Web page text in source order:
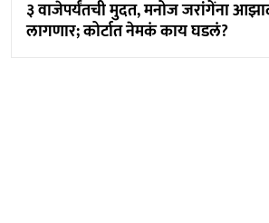
३ वाजेपर्यंतची मुदत, मनोज जरांगेंना
लागणार; कोर्टात नेमकं काय घडलं?